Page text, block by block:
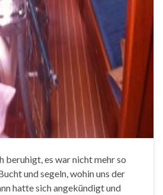
beruhigt, es war nicht mehr so
und segeln, wohin uns der
hatte sich angekündigt und